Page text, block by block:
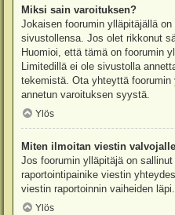
Miksi sain varoituksen?
Jokaisen foorumin ylläpitäjällä
sivustollensa. Jos olet rikkonut
Huomioi, että tämä on foorumin
Limitedillä ei ole sivustolla
tekemistä. Ota yhteyttä
annetun varoituksen syystä.
Ylös
Miten ilmoitan viestin
Jos foorumin ylläpitäjä on
raportointipainike viestin
viestin raportoinnin vaiheiden läpi.
Ylös